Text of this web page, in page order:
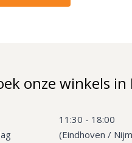
onze winkels
11:30 - 18:00
(Eindhoven /